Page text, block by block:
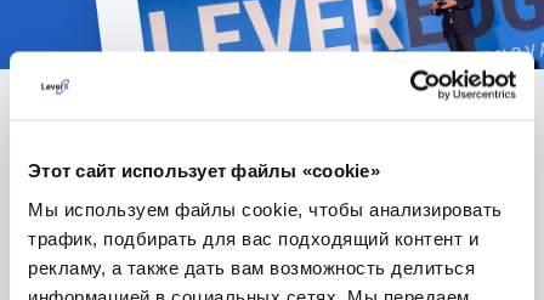
Этот сайт использует файлы «cookie»
Мы используем файлы cookie, чтобы анализировать
трафик, подбирать для вас подходящий контент и
рекламу, а также дать вам возможность делиться
информацией в социальных сетях. Мы передаем
Рекомендуемые статьи